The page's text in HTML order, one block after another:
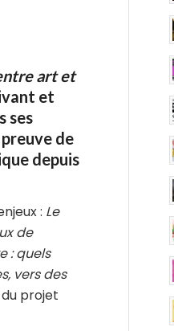
art et
et
ses
de
depuis
: Le
de
: quels
vers des
projet